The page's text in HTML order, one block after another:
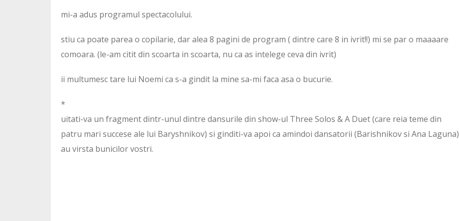
mi-a adus programul spectacolului.
stiu ca poate parea o copilarie, dar alea 8 pagini de program ( dintre care 8 in ivrit!!) mi se par o maaaare
comoara. (le-am citit din scoarta in scoarta, nu ca as intelege ceva din ivrit)
ii multumesc tare lui Noemi ca s-a gindit la mine sa-mi faca asa o bucurie.
*
uitati-va un fragment dintr-unul dintre dansurile din show-ul Three Solos & A Duet (care reia teme din
patru mari succese ale lui Baryshnikov) si ginditi-va apoi ca amindoi dansatorii (Barishnikov si Ana Laguna)
au virsta bunicilor vostri.